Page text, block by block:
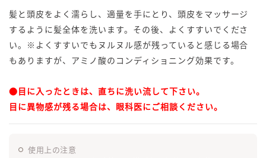
髪と頭皮をよく濡らし、適量を手にとり、頭皮をマッサージ
するように髪全体を洗います。その後、よくすすいでくださ
い。※よくすすいでもヌルヌル感が残っていると感じる場合
もありますが、アミノ酸のコンディショニング効果です。
●目に入ったときは、直ちに洗い流して下さい。
目に異物感が残る場合は、眼科医にご相談ください。
使用上の注意